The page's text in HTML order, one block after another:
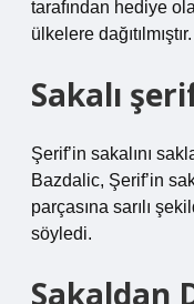
tarafından hediye
ülkelere dağıtılmıştır.
Sakalı
Şerif’in sakalını
Bazdalic, Şerif’in
parçasına sarılı
söyledi.
Sakaldan